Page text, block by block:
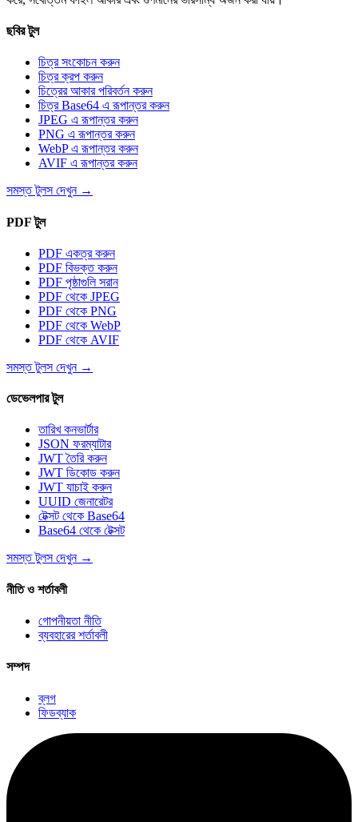
ছবির টুল
চিত্র সংকোচন করুন
চিত্র ক্রপ করুন
চিত্রের আকার পরিবর্তন করুন
চিত্র Base64 এ রূপান্তর করুন
JPEG এ রূপান্তর করুন
PNG এ রূপান্তর করুন
WebP এ রূপান্তর করুন
AVIF এ রূপান্তর করুন
সমস্ত টুলস দেখুন→
PDF টুল
PDF একত্র করুন
PDF বিভক্ত করুন
PDF পৃষ্ঠাগুলি সরান
PDF থেকে JPEG
PDF থেকে PNG
PDF থেকে WebP
PDF থেকে AVIF
সমস্ত টুলস দেখুন→
ডেভেলপার টুল
তারিখ কনভার্টার
JSON ফরম্যাটার
JWT তৈরি করুন
JWT ডিকোড করুন
JWT যাচাই করুন
UUID জেনারেটর
টেক্সট থেকে Base64
Base64 থেকে টেক্সট
সমস্ত টুলস দেখুন→
নীতি ও শর্তাবলী
গোপনীয়তা নীতি
ব্যবহারের শর্তাবলী
সম্পদ
ব্লগ
ফিডব্যাক